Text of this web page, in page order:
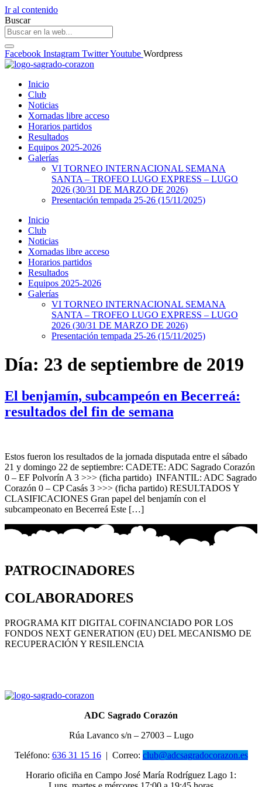
Ir al contenido
Buscar
Facebook Instagram TwitterYoutube Wordpress
Inicio
Club
Noticias
Xornadas libre acceso
Horarios partidos
Resultados
Equipos 2025-2026
Galerías
VI TORNEO INTERNACIONAL SEMANA
SANTA – TROFEO LUGO EXPRESS – LUGO
2026 (30/31 DE MARZO DE 2026)
Presentación tempada 25-26 (15/11/2025)
Inicio
Club
Noticias
Xornadas libre acceso
Horarios partidos
Resultados
Equipos 2025-2026
Galerías
VI TORNEO INTERNACIONAL SEMANA
SANTA – TROFEO LUGO EXPRESS – LUGO
2026 (30/31 DE MARZO DE 2026)
Presentación tempada 25-26 (15/11/2025)
Día: 23 de septiembre de 2019
El benjamín, subcampeón en Becerreá:
resultados del fin de semana
Estos fueron los resultados de la jornada disputada entre el sábado
21 y domingo 22 de septiembre: CADETE: ADC Sagrado Corazón
0 – EF Polvorín A 3 >>> (ficha partido) INFANTIL: ADC Sagrado
Corazón 0 – CP Casás 3 >>> (ficha partido) RESULTADOS Y
CLASIFICACIONES Gran papel del benjamín con el
subcampeonato en Becerreá Este […]
PATROCINADORES
COLABORADORES
PROGRAMA KIT DIGITAL COFINANCIADO POR LOS
FONDOS NEXT GENERATION (EU) DEL MECANISMO DE
RECUPERACIÓN Y RESILENCIA
ADC Sagrado Corazón
Rúa Lavanco s/n – 27003 – Lugo
Teléfono: 636 31 15 16| Correo: club@adcsagradocorazon.es
Horario oficiña en Campo José María Rodríguez Lago 1: